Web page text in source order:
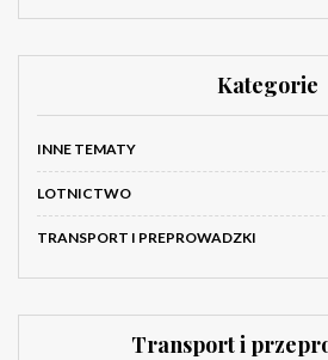
Kategorie
INNE TEMATY
LOTNICTWO
TRANSPORT I PREPROWADZKI
Transport i